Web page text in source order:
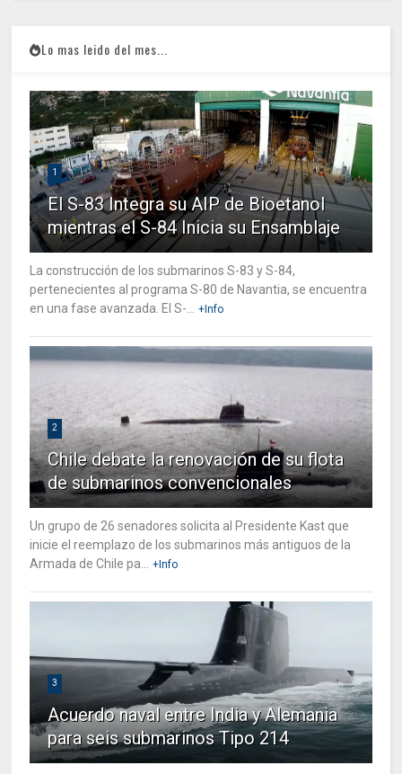
Lo mas leido del mes...
1
El S-83 Integra su AIP de Bioetanol
mientras el S-84 Inicia su Ensamblaje
La construcción de los submarinos S-83 y S-84,
pertenecientes al programa S-80 de Navantia, se encuentra
en una fase avanzada. El S-...
+Info
2
Chile debate la renovación de su flota
de submarinos convencionales
Un grupo de 26 senadores solicita al Presidente Kast que
inicie el reemplazo de los submarinos más antiguos de la
Armada de Chile pa...
+Info
3
Acuerdo naval entre India y Alemania
para seis submarinos Tipo 214